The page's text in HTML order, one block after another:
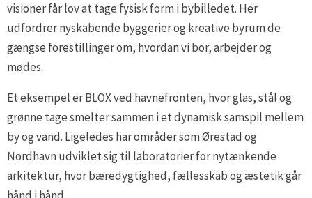
visioner får lov at tage fysisk form i bybilledet. Her
udfordrer nyskabende byggerier og kreative byrum de
gængse forestillinger om, hvordan vi bor, arbejder og
mødes.
Et eksempel er BLOX ved havnefronten, hvor glas, stål og
grønne tage smelter sammen i et dynamisk samspil mellem
by og vand. Ligeledes har områder som Ørestad og
Nordhavn udviklet sig til laboratorier for nytænkende
arkitektur, hvor bæredygtighed, fællesskab og æstetik går